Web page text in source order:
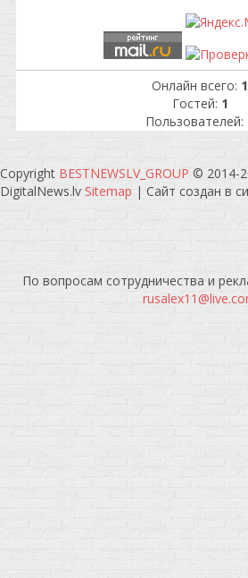
Онлайн всего: 1
Гостей: 1
Пользователей:
Copyright BESTNEWSLV_GROUP © 2014-
DigitalNews.lv Sitemap | Сайт создан в
По вопросам сотрудничества и